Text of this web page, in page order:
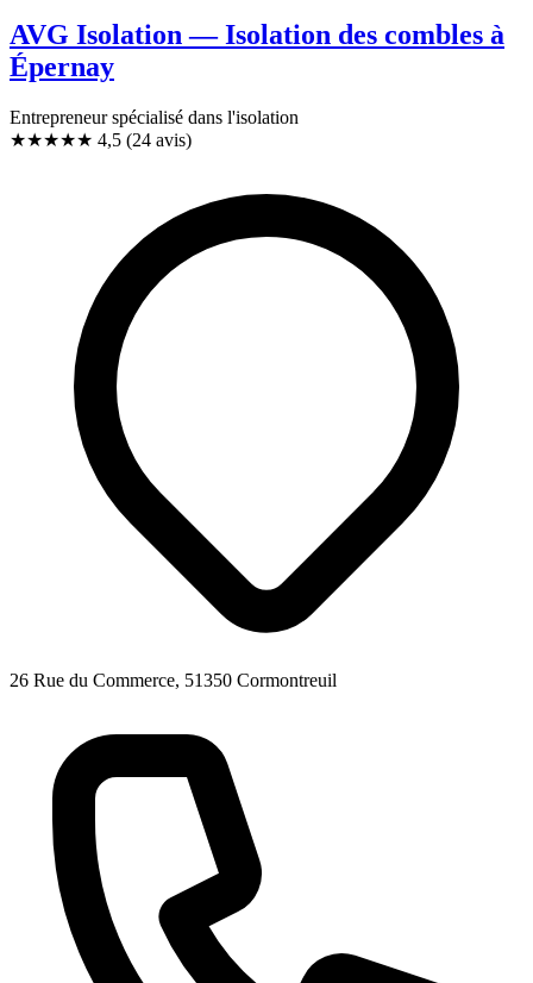
AVG Isolation — Isolation des combles à
Épernay
Entrepreneur spécialisé dans l'isolation
★★★★★ 4,5 (24 avis)
26 Rue du Commerce, 51350 Cormontreuil